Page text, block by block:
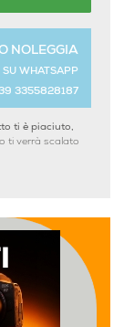
NOLEGGIA
SU WHATSAPP
3355828187
ti è piaciuto,
ti verrà scalato